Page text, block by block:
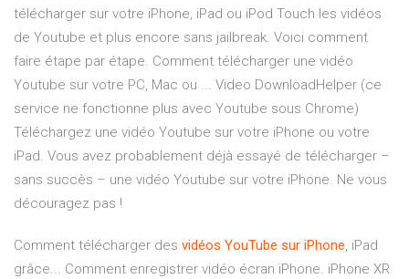
télécharger sur votre iPhone, iPad ou iPod Touch les vidéos
de Youtube et plus encore sans jailbreak. Voici comment
faire étape par étape. Comment télécharger une vidéo
Youtube sur votre PC, Mac ou ... Video DownloadHelper (ce
service ne fonctionne plus avec Youtube sous Chrome)
Téléchargez une vidéo Youtube sur votre iPhone ou votre
iPad. Vous avez probablement déjà essayé de télécharger –
sans succès – une vidéo Youtube sur votre iPhone. Ne vous
découragez pas !
Comment télécharger des vidéos YouTube sur iPhone, iPad
grâce... Comment enregistrer vidéo écran iPhone. iPhone XR